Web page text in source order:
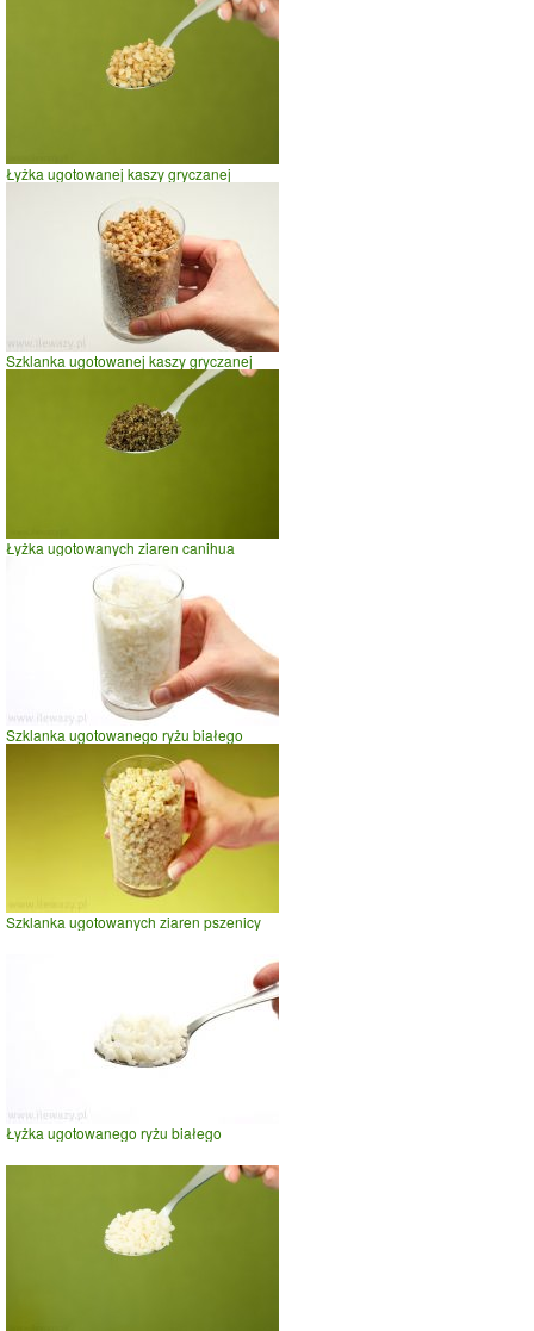
Łyżka ugotowanej kaszy gryczanej
Szklanka ugotowanej kaszy gryczanej
Łyżka ugotowanych ziaren canihua
Szklanka ugotowanego ryżu białego
Szklanka ugotowanych ziaren pszenicy
Łyżka ugotowanego ryżu białego